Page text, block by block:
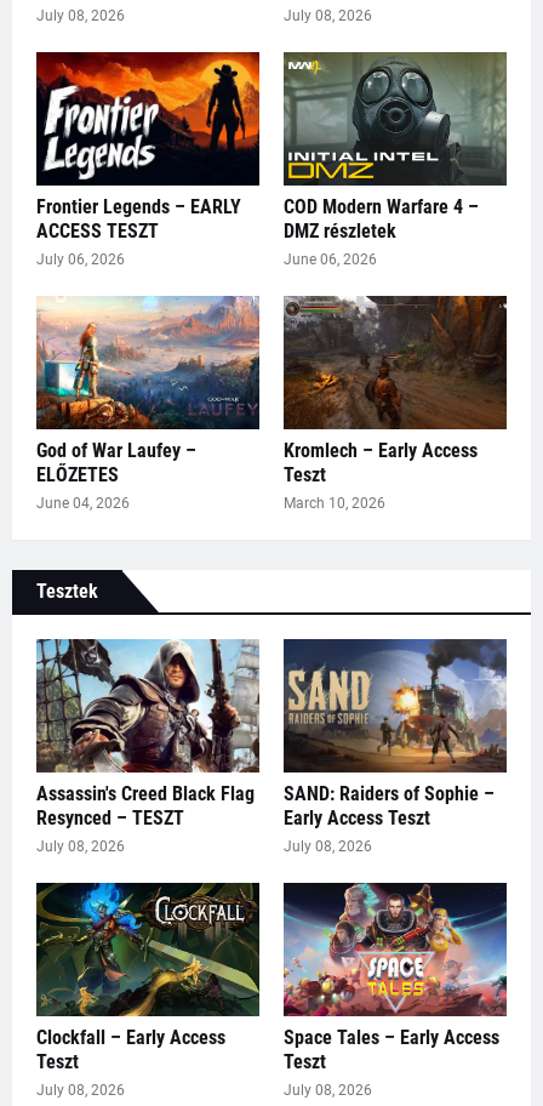
July 08, 2026 July 08, 2026
Frontier Legends – EARLY
ACCESS TESZT
July 06, 2026
COD Modern Warfare 4 –
DMZ részletek
June 06, 2026
God of War Laufey –
ELŐZETES
June 04, 2026
Kromlech – Early Access
Teszt
March 10, 2026
Tesztek
Assassin's Creed Black Flag
Resynced – TESZT
July 08, 2026
SAND: Raiders of Sophie –
Early Access Teszt
July 08, 2026
Clockfall – Early Access
Teszt
July 08, 2026
Space Tales – Early Access
Teszt
July 08, 2026